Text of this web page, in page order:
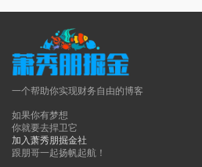
一个帮助你实现财务自由的博客
如果你有梦想
你就要去捍卫它
加入萧秀朋掘金社
跟朋哥一起扬帆起航！